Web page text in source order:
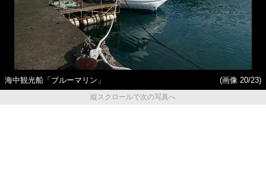
海中観光船「ブルーマリン」
(画像 20/23)
縦スクロールで次の写真へ